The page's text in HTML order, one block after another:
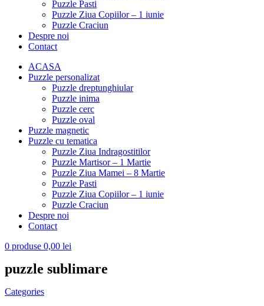
Puzzle Pasti
Puzzle Ziua Copiilor – 1 iunie
Puzzle Craciun
Despre noi
Contact
ACASA
Puzzle personalizat
Puzzle dreptunghiular
Puzzle inima
Puzzle cerc
Puzzle oval
Puzzle magnetic
Puzzle cu tematica
Puzzle Ziua Indragostitilor
Puzzle Martisor – 1 Martie
Puzzle Ziua Mamei – 8 Martie
Puzzle Pasti
Puzzle Ziua Copiilor – 1 iunie
Puzzle Craciun
Despre noi
Contact
0 produse 0,00 lei
puzzle sublimare
Categories